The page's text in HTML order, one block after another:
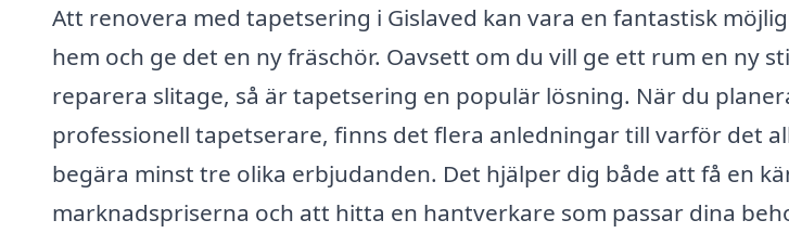
Att renovera med tapetsering i Gislaved kan vara en fantastisk
hem och ge det en ny fräschör. Oavsett om du vill ge ett rum en ny
reparera slitage, så är tapetsering en populär lösning. När du
professionell tapetserare, finns det flera anledningar till varför det
begära minst tre olika erbjudanden. Det hjälper dig både att få en
marknadspriserna och att hitta en hantverkare som passar dina